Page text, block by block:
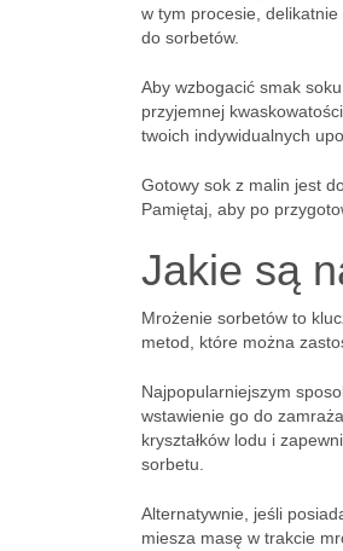
w tym procesie, delikatnie
do sorbetów.
Aby wzbogacić smak
przyjemnej
twoich indywidualnych
Gotowy sok z malin jest
Pamiętaj, aby po
Jakie są
Mrożenie sorbetów to
metod, które można
Najpopularniejszym
wstawienie go do
kryształków lodu i
sorbetu.
Alternatywnie, jeśli
miesza masę w trakcie